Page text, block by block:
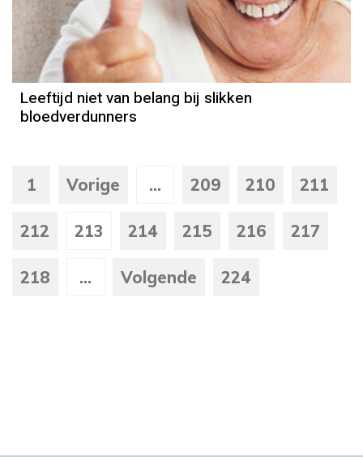
Leeftijd niet van belang bij slikken
bloedverdunners
1 Vorige ... 209 210 211
212 213 214 215 216 217
218 ... Volgende 224